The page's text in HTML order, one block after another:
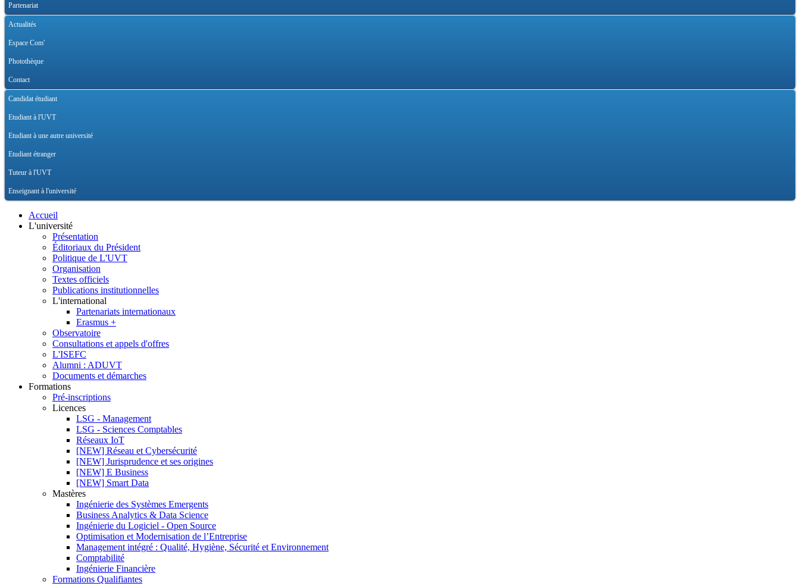
Partenariat
Actualités
Espace Com'
Photothèque
Contact
Candidat étudiant
Etudiant à l'UVT
Etudiant à une autre université
Etudiant étranger
Tuteur à l'UVT
Enseignant à l'université
Accueil
L'université
Présentation
Éditoriaux du Président
Politique de L'UVT
Organisation
Textes officiels
Publications institutionnelles
L'international
Partenariats internationaux
Erasmus +
Observatoire
Consultations et appels d'offres
L'ISEFC
Alumni : ADUVT
Documents et démarches
Formations
Pré-inscriptions
Licences
LSG - Management
LSG - Sciences Comptables
Réseaux IoT
[NEW] Réseau et Cybersécurité
[NEW] Jurisprudence et ses origines
[NEW] E Business
[NEW] Smart Data
Mastères
Ingénierie des Systèmes Emergents
Business Analytics & Data Science
Ingénierie du Logiciel - Open Source
Optimisation et Modernisation de l’Entreprise
Management intégré : Qualité, Hygiène, Sécurité et Environnement
Comptabilité
Ingénierie Financière
Formations Qualifiantes